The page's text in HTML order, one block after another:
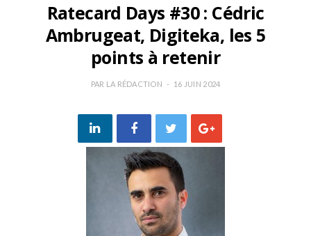
Ratecard Days #30 : Cédric
Ambrugeat, Digiteka, les 5
points à retenir
PAR LA RÉDACTION 16 JUIN 2024